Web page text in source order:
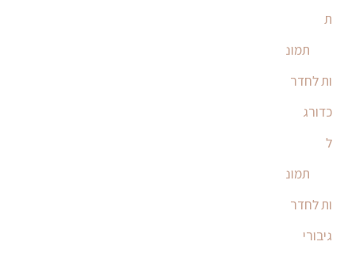
ת
תמונ
ות לחדר
כדורג
ל
תמונ
ות לחדר
גיבורי